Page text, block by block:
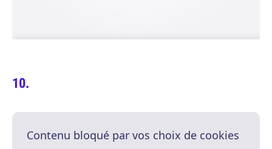
Contenu bloqué par vos choix de cookies